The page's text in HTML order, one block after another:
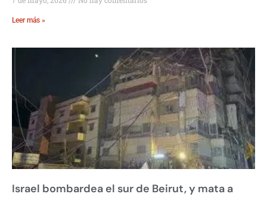
Leer más »
Israel bombardea el sur de Beirut, y mata a